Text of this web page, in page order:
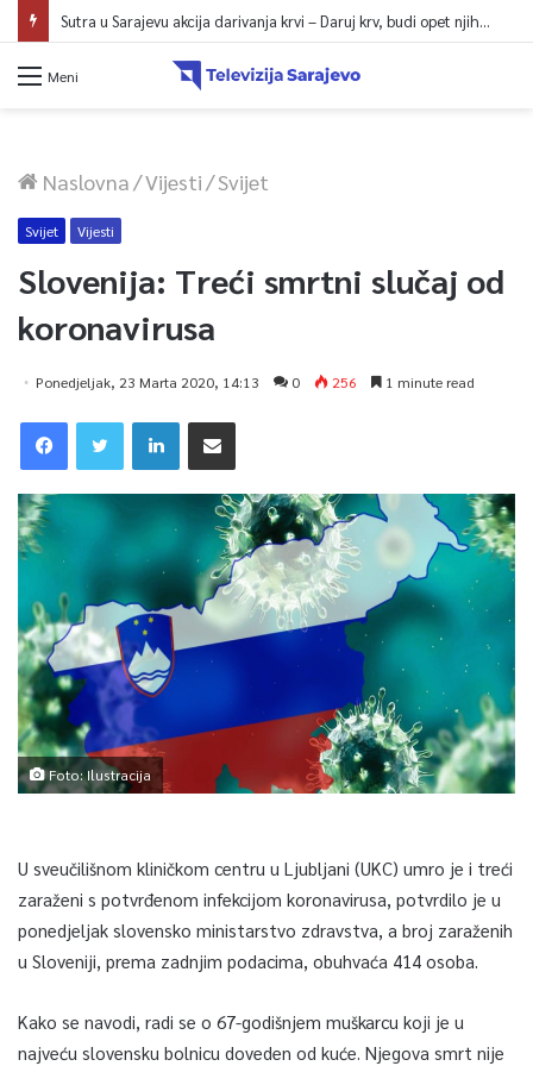
Sutra u Sarajevu akcija darivanja krvi – Daruj krv, budi opet njihov heroj
Meni
Naslovna/Vijesti/Svijet
Svijet Vijesti
Slovenija: Treći smrtni slučaj od
koronavirusa
Ponedjeljak, 23 Marta 2020, 14:13 0 256 1 minute read
Foto: Ilustracija
U sveučilišnom kliničkom centru u Ljubljani (UKC) umro je i treći
zaraženi s potvrđenom infekcijom koronavirusa, potvrdilo je u
ponedjeljak slovensko ministarstvo zdravstva, a broj zaraženih
u Sloveniji, prema zadnjim podacima, obuhvaća 414 osoba.
Kako se navodi, radi se o 67-godišnjem muškarcu koji je u
najveću slovensku bolnicu doveden od kuće. Njegova smrt nije